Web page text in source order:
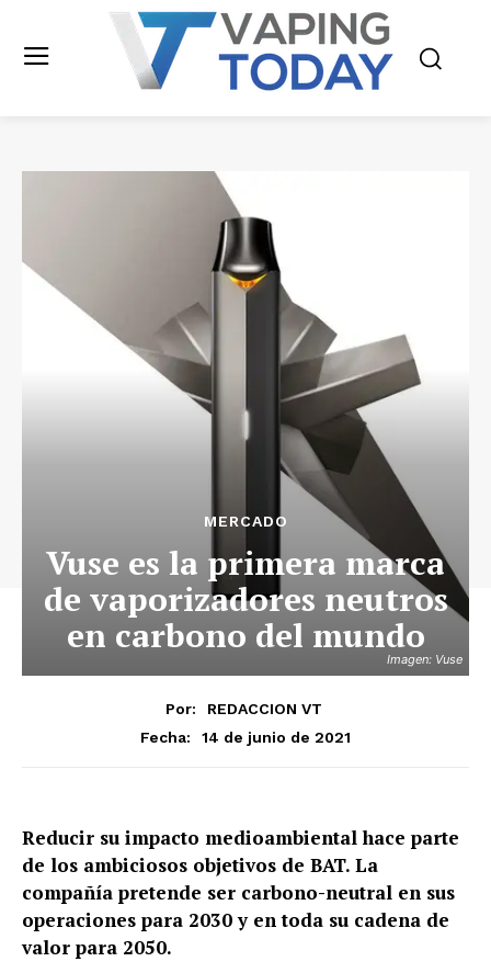
Imagen: Vuse
MERCADO
Vuse es la primera marca
de vaporizadores neutros
en carbono del mundo
Por:
REDACCION VT
Fecha:
14 de junio de 2021
Reducir su impacto medioambiental hace parte
de los ambiciosos objetivos de BAT. La
compañía pretende ser carbono-neutral en sus
operaciones para 2030 y en toda su cadena de
valor para 2050.